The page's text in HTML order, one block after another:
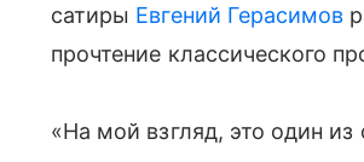
сатиры Евгений Герасимов
прочтение классического
«На мой взгляд, это один